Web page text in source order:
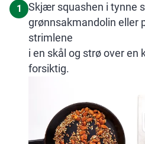
1
Skjær squashen i tynne
grønnsakmandolin eller
strimlene
i en skål og strø over en
forsiktig.